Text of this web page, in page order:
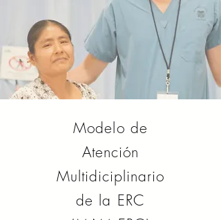
Modelo de
Atención
Multidiciplinario
de la ERC